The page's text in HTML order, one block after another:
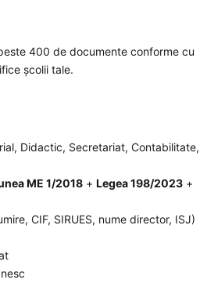
400 de documente conforme cu
școlii tale.
Didactic, Secretariat, Contabilitate,
ME 1/2018+ Legea 198/2023+
CIF, SIRUES, nume director, ISJ)